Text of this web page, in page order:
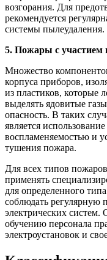
возгорания. Для
рекомендуется
системы пылеудаления.
5. Пожары с участием
Множество
корпуса приборов,
из пластиков, которые
выделять ядовитые
опасность. В таких
является
воспламеняемостью и
тушения пожара.
Для всех типов
применять
для определенного
соблюдать регулярную
электрических систем.
обучению персонала
электроустановок и